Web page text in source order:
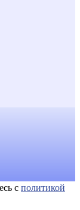
с политикой